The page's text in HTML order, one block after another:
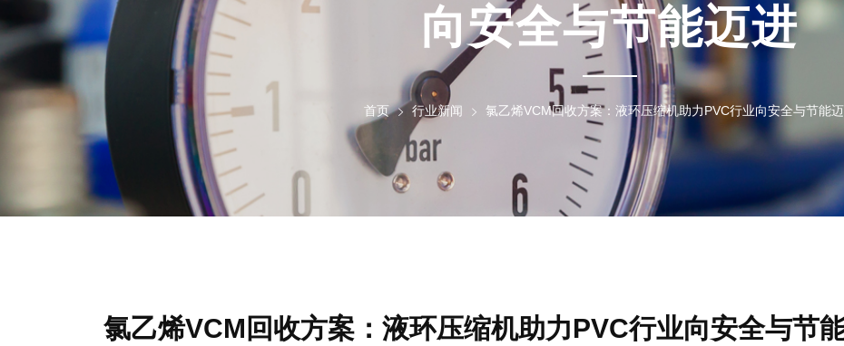
向安全与节能迈进
首页 行业新闻 氯乙烯VCM回收方案：液环压缩机助力PVC行业向安全与节能
氯乙烯VCM回收方案：液环压缩机助力PVC行业向安全与节